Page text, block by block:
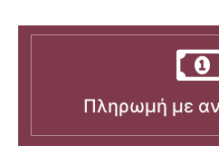
Πληρωμή με